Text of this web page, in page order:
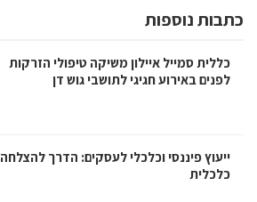
כתבות נוספות
כללית סמייל איילון משיקה טיפולי הזרקות
לפנים באירוע חגיגי לתושבי גוש דן
ייעוץ פיננסי וכלכלי לעסקים: הדרך להצלחה
כלכלית